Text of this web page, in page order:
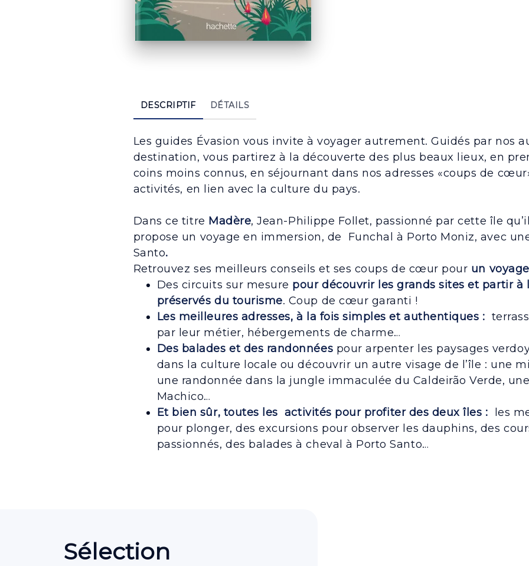
DESCRIPTIF DÉTAILS
Les guides Évasion vous invite à voyager autrement. Guidés par nos
destination, vous partirez à la découverte des plus beaux lieux, en
coins moins connus, en séjournant dans nos adresses «coups de
activités, en lien avec la culture du pays.
Dans ce titre Madère, Jean-Philippe Follet, passionné par cette île
propose un voyage en immersion, de Funchal à Porto Moniz, avec
Santo.
Retrouvez ses meilleurs conseils et ses coups de cœur pour un
Des circuits sur mesure pour découvrir les grands sites et partir à
préservés du tourisme. Coup de cœur garanti !
Les meilleures adresses, à la fois simples et authentiques :
par leur métier, hébergements de charme…
Des balades et des randonnées pour arpenter les paysages
dans la culture locale ou découvrir un autre visage de l’île : une
une randonnée dans la jungle immaculée du Caldeirão Verde,
Machico…
Et bien sûr, toutes les activités pour profiter des deux îles :
les
pour plonger, des excursions pour observer les dauphins, des
passionnés, des balades à cheval à Porto Santo…
Sélection